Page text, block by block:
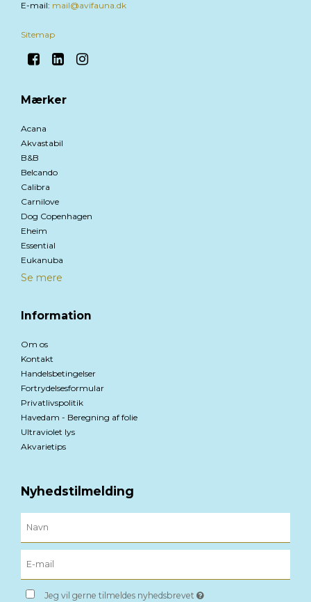
E-mail: mail@avifauna.dk
Sitemap
Mærker
Acana
Akvastabil
B&B
Belcando
Calibra
Carnilove
Dog Copenhagen
Eheim
Essential
Eukanuba
Se mere
Information
Om os
Kontakt
Handelsbetingelser
Fortrydelsesformular
Privatlivspolitik
Havedam - Beregning af folie
Ultraviolet lys
Akvarietips
Nyhedstilmelding
Jeg vil gerne tilmeldes nyhedsbrevet